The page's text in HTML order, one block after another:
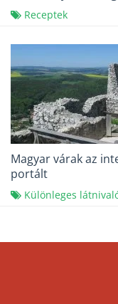
Receptek
Magyar várak az
portált
Különleges